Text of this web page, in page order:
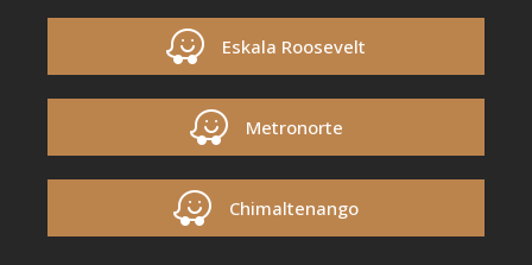
Eskala Roosevelt
Metronorte
Chimaltenango